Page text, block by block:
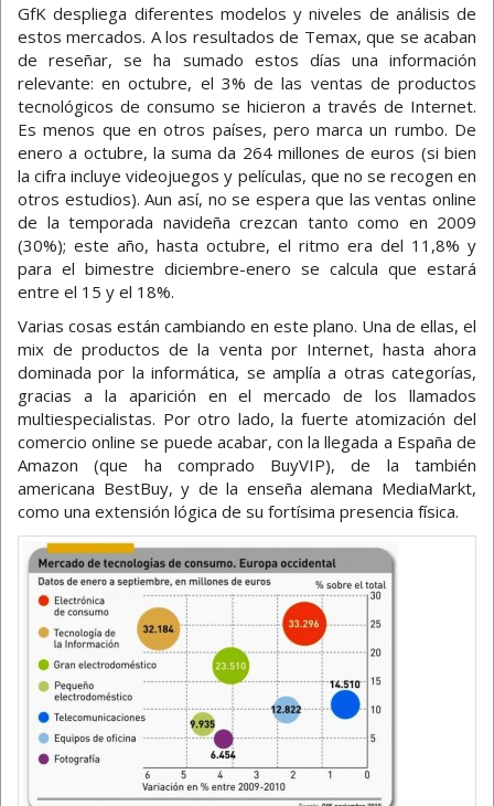
GfK despliega diferentes modelos y niveles de análisis de
estos mercados. A los resultados de Temax, que se acaban
de reseñar, se ha sumado estos días una información
relevante: en octubre, el 3% de las ventas de productos
tecnológicos de consumo se hicieron a través de Internet.
Es menos que en otros países, pero marca un rumbo. De
enero a octubre, la suma da 264 millones de euros (si bien
la cifra incluye videojuegos y películas, que no se recogen en
otros estudios). Aun así, no se espera que las ventas online
de la temporada navideña crezcan tanto como en 2009
(30%); este año, hasta octubre, el ritmo era del 11,8% y
para el bimestre diciembre-enero se calcula que estará
entre el 15 y el 18%.
Varias cosas están cambiando en este plano. Una de ellas, el
mix de productos de la venta por Internet, hasta ahora
dominada por la informática, se amplía a otras categorías,
gracias a la aparición en el mercado de los llamados
multiespecialistas. Por otro lado, la fuerte atomización del
comercio online se puede acabar, con la llegada a España de
Amazon (que ha comprado BuyVIP), de la también
americana BestBuy, y de la enseña alemana MediaMarkt,
como una extensión lógica de su fortísima presencia física.